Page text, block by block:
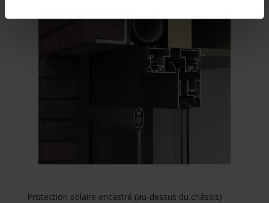
Protection solaire encastré (au-dessus du châssis)